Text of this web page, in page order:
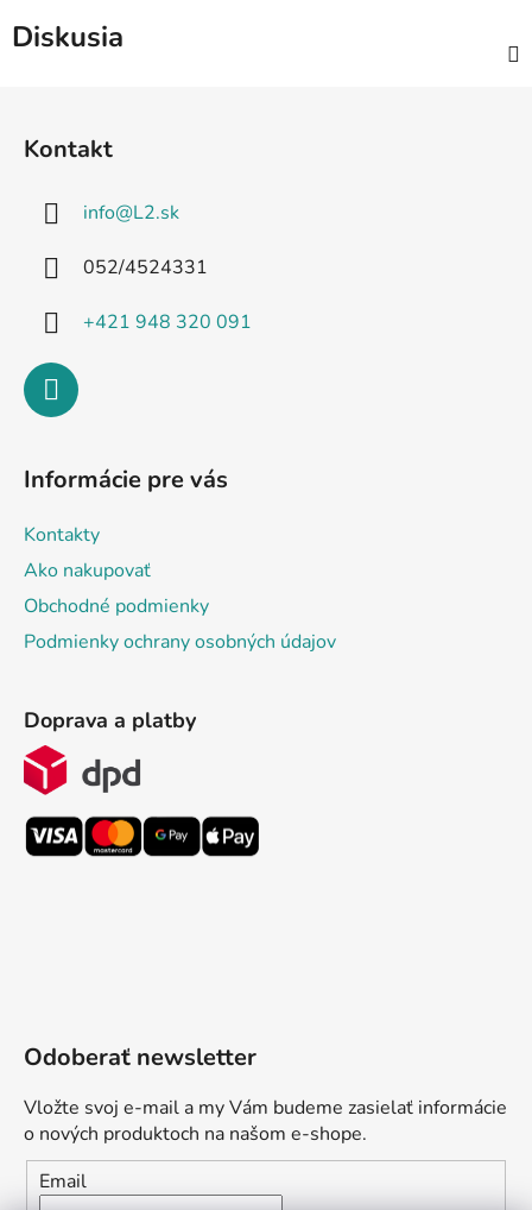
Diskusia
Kontakt
info@L2.sk
052/4524331
+421 948 320 091
Informácie pre vás
Kontakty
Ako nakupovať
Obchodné podmienky
Podmienky ochrany osobných údajov
Doprava a platby
Odoberať newsletter
Vložte svoj e-mail a my Vám budeme zasielať informácie
o nových produktoch na našom e-shope.
Email